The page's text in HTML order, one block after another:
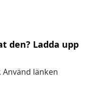
den? Ladda upp
länken